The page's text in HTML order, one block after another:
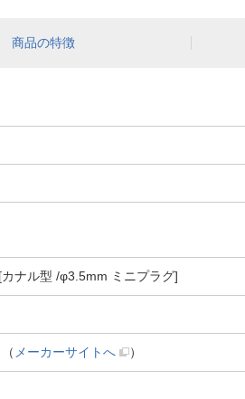
商品の特徴
ナル型 /φ3.5mm ミニプラグ]
（ メーカーサイトへ ）